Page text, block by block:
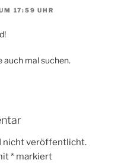
17:59 UHR
auch mal suchen.
nicht veröffentlicht.
* markiert